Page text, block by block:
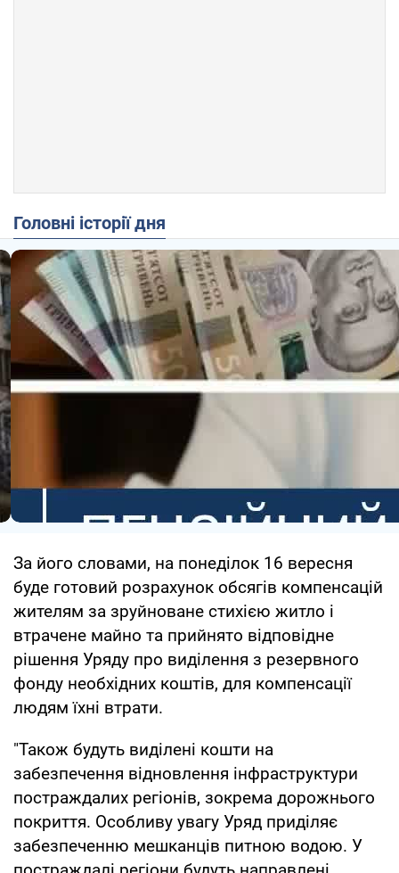
Головні історії дня
За його словами, на понеділок 16 вересня
буде готовий розрахунок обсягів компенсацій
жителям за зруйноване стихією житло і
втрачене майно та прийнято відповідне
рішення Уряду про виділення з резервного
фонду необхідних коштів, для компенсації
людям їхні втрати.
"Також будуть виділені кошти на
забезпечення відновлення інфраструктури
постраждалих регіонів, зокрема дорожнього
покриття. Особливу увагу Уряд приділяє
забезпеченню мешканців питною водою. У